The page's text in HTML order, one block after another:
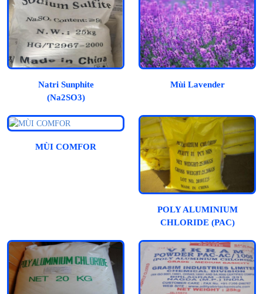
Natri Sunphite
(Na2SO3)
Mùi Lavender
MÙI COMFOR
POLY ALUMINIUM
CHLORIDE (PAC)